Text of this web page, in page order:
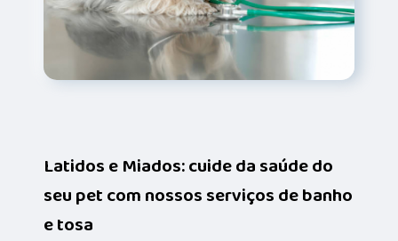
Latidos e Miados: cuide da saúde do
seu pet com nossos serviços de banho
e tosa